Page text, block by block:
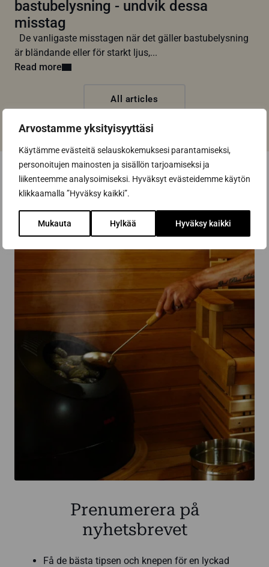
Arvostamme yksityisyyttäsi
Käytämme evästeitä selauskokemuksesi parantamiseksi,
personoitujen mainosten ja sisällön tarjoamiseksi ja
liikenteemme analysoimiseksi. Hyväksyt evästeidemme käytön
klikkaamalla ”Hyväksy kaikki”.
Mukauta Hylkää Hyväksy kaikki
bastubelysning - undvik dessa
misstag
De vanligaste misstagen när det gäller bastubelysning
är bländande eller för starkt ljus,...
Read more
All articles
Prenumerera på
nyhetsbrevet
Få de bästa tipsen och knepen för en lyckad